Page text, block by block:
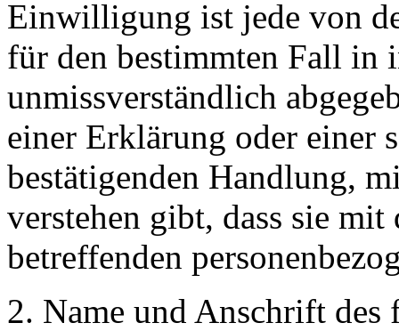
Einwilligung ist jede von
für den bestimmten Fall in
unmissverständlich
einer Erklärung oder einer
bestätigenden Handlung,
verstehen gibt, dass sie
betreffenden
2. Name und Anschrift des